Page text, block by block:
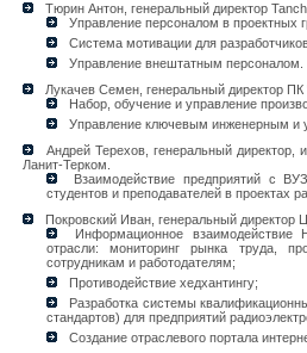
Тюрин Антон, генеральный директор
Управление персоналом в проектных
Система мотивации для
Управление внештатным персоналом.
Лукачев Семен, генеральный директор ПК
Набор, обучение и управление
Управление ключевым инженерным и
Андрей Терехов, генеральный директор,
Ланит-Терком.
Взаимодействие предприятий с
студентов и преподавателей в проектах
Покровский Иван, генеральный директор
Информационное взаимодействие
отрасли: мониторинг рынка труда,
сотрудникам и работодателям;
Противодействие хедхантингу;
Разработка системы
стандартов) для предприятий
Создание отраслевого портала